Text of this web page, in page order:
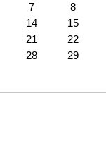
7
8
14
15
21
22
28
29